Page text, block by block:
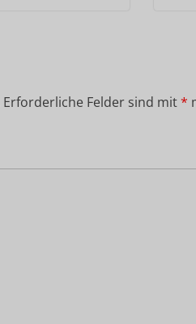
Erforderliche Felder sind mit*